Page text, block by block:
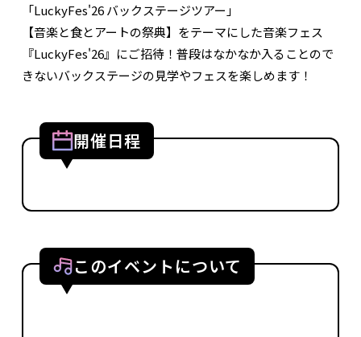
「LuckyFes'26 バックステージツアー」
【音楽と食とアートの祭典】をテーマにした音楽フェス
『LuckyFes'26』にご招待！普段はなかなか入ることので
きないバックステージの見学やフェスを楽しめます！
開催日程
このイベントについて